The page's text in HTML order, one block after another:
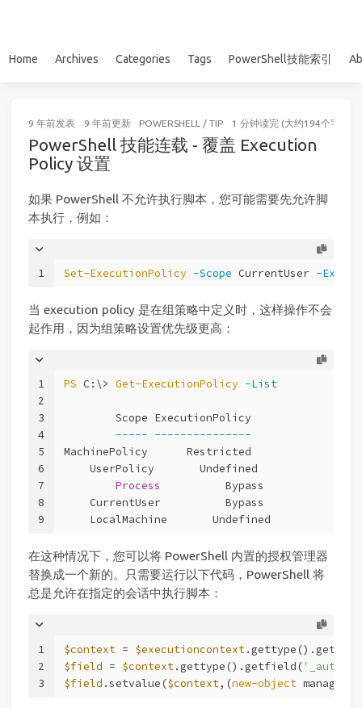
Home Archives Categories Tags PowerShell技能索引
9 年前发表 9 年前更新 POWERSHELL / TIP 1 分钟读完 (大约194个字)
PowerShell 技能连载 - 覆盖 Execution
Policy 设置
如果 PowerShell 不允许执行脚本，您可能需要先允许脚
本执行，例如：
1 Set-ExecutionPolicy -Scope CurrentUser -
当 execution policy 是在组策略中定义时，这样操作不会
起作用，因为组策略设置优先级更高：
1
2
3
4
5
6
7
8
9
PS C:\> Get-ExecutionPolicy -List
        Scope ExecutionPolicy
----- ---------------
MachinePolicy      Restricted
    UserPolicy       Undefined
Process
          Bypass
    CurrentUser          Bypass
    LocalMachine       Undefined
在这种情况下，您可以将 PowerShell 内置的授权管理器
替换成一个新的。只需要运行以下代码，PowerShell 将
总是允许在指定的会话中执行脚本：
1
2
3
$context = $executioncontext
$field = $context.gettype().getfield(
$field .setvalue($context,(new-object